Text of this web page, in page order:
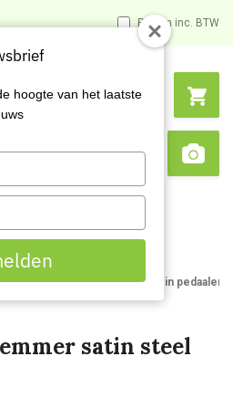
Prijzen inc. BTW
Search
-zakken Afvalbakken CaluBin
satin steel
hoogte van het laatste